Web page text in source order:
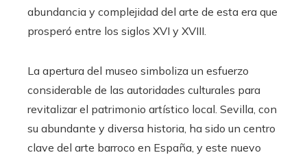
abundancia y complejidad del arte de esta era que
prosperó entre los siglos XVI y XVIII.
La apertura del museo simboliza un esfuerzo
considerable de las autoridades culturales para
revitalizar el patrimonio artístico local. Sevilla, con
su abundante y diversa historia, ha sido un centro
clave del arte barroco en España, y este nuevo